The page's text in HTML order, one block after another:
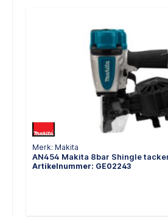
Merk: Makita
AN454 Makita 8bar Shingle
Artikelnummer: GE02243